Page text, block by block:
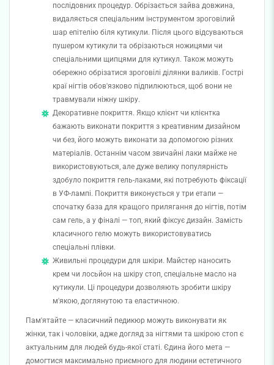
послідовних процедур. Обрізається зайва довжина,
видаляється спеціальним інструментом зроговілий
шар епітелію біля кутикули. Після цього відсуваються
пушером кутикули та обрізаються ножицями чи
спеціальними щипцями для кутикул. Також можуть
обережно обрізатися зроговілі ділянки валиків. Гострі
краї нігтів обов'язково підпилюються, щоб вони не
травмували ніжну шкіру.
Декоративне покриття. Якщо клієнт чи клієнтка
бажають виконати покриття з креативним дизайном
чи без, його можуть виконати за допомогою різних
матеріалів. Останнім часом звичайні лаки майже не
використовуються, але дуже велику популярність
здобуло покриття гель-лаками, які потребують фіксації
в УФ-лампі. Покриття виконується у три етапи —
спочатку база для кращого прилягання до нігтів, потім
сам гель, а у фіналі — топ, який фіксує дизайн. Замість
класичного гелю можуть використовуватись
спеціальні плівки.
Живильні процедури для шкіри. Майстер наносить
крем чи лосьйон на шкіру стоп, спеціальне масло на
кутикули. Ці процедури дозволяють зробити шкіру
м'якою, доглянутою та еластичною.
Пам'ятайте — класичний педикюр можуть виконувати як
жінки, так і чоловіки, адже догляд за нігтями та шкірою стоп є
актуальним для людей будь-якої статі. Єдина його мета —
домогтися максимально приємного для людини естетичного